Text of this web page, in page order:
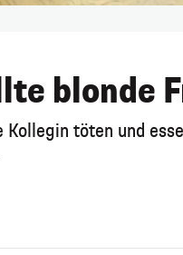
blonde
töten und